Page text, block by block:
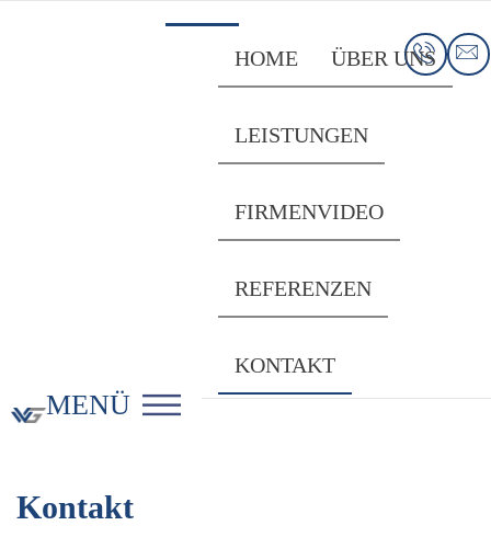
MENÜ
HOME ÜBER UNS
LEISTUNGEN
FIRMENVIDEO
REFERENZEN
KONTAKT
Kontakt